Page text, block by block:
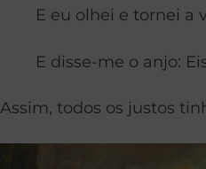
E eu olhei e tornei a
E disse-me o anjo:
Assim, todos os justos